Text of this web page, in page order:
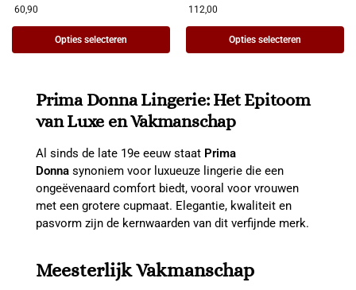
60,90
Opties selecteren
112,00
Opties selecteren
Prima Donna Lingerie: Het Epitoom
van Luxe en Vakmanschap
Al sinds de late 19e eeuw staat Prima
Donna synoniem voor luxueuze lingerie die een
ongeëvenaard comfort biedt, vooral voor vrouwen
met een grotere cupmaat. Elegantie, kwaliteit en
pasvorm zijn de kernwaarden van dit verfijnde merk.
Meesterlijk Vakmanschap